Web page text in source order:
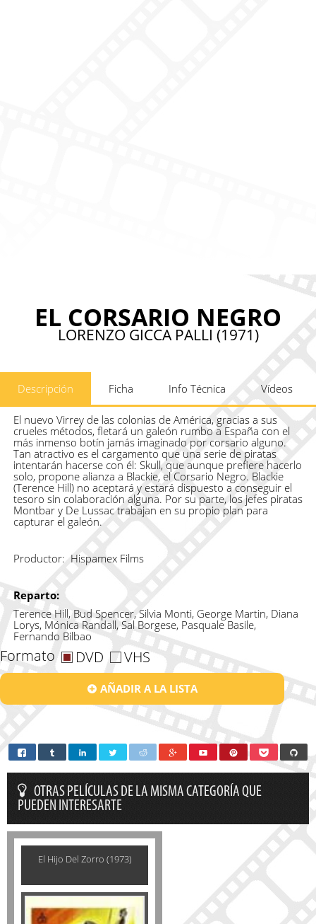
EL CORSARIO NEGRO
LORENZO GICCA PALLI (1971)
Descripción Ficha Info Técnica Vídeos
El nuevo Virrey de las colonias de América, gracias a sus
crueles métodos, fletará un galeón rumbo a España con el
más inmenso botín jamás imaginado por corsario alguno.
Tan atractivo es el cargamento que una serie de piratas
intentarán hacerse con él: Skull, que aunque prefiere hacerlo
solo, propone alianza a Blackie, el Corsario Negro. Blackie
(Terence Hill) no aceptará y estará dispuesto a conseguir el
tesoro sin colaboración alguna. Por su parte, los jefes piratas
Montbar y De Lussac trabajan en su propio plan para
capturar el galeón.
Productor: Hispamex Films
Reparto:
Terence Hill, Bud Spencer, Silvia Monti, George Martin, Diana
Lorys, Mónica Randall, Sal Borgese, Pasquale Basile,
Fernando Bilbao
Formato DVD VHS
AÑADIR A LA LISTA
OTRAS PELÍCULAS DE LA MISMA CATEGORÍA QUE
PUEDEN INTERESARTE
El Hijo Del Zorro (1973)